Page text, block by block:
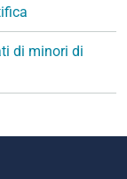
di minori di